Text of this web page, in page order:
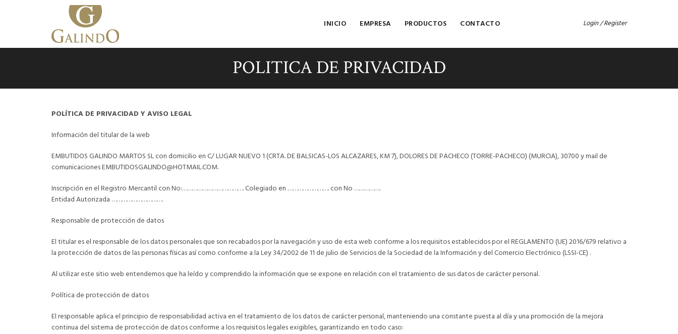
INICIO EMPRESA PRODUCTOS CONTACTO Login / Register
POLITICA DE PRIVACIDAD
POLÍTICA DE PRIVACIDAD Y AVISO LEGAL
Información del titular de la web
EMBUTIDOS GALINDO MARTOS SL con domicilio en C/ LUGAR NUEVO 1 (CRTA. DE BALSICAS-LOS ALCAZARES, KM 7), DOLORES DE PACHECO (TORRE-PACHECO) (MURCIA), 30700 y mail de
comunicaciones EMBUTIDOSGALINDO@HOTMAIL.COM.
Inscripción en el Registro Mercantil con No:………………………………. Colegiado en ……………………. con No …………….
Entidad Autorizada ………………………….
Responsable de protección de datos
El titular es el responsable de los datos personales que son recabados por la navegación y uso de esta web conforme a los requisitos establecidos por el REGLAMENTO (UE) 2016/679 relativo a
la protección de datos de las personas físicas así como conforme a la Ley 34/2002 de 11 de julio de Servicios de la Sociedad de la Información y del Comercio Electrónico (LSSI-CE) .
Al utilizar este sitio web entendemos que ha leído y comprendido la información que se expone en relación con el tratamiento de sus datos de carácter personal.
Política de protección de datos
El responsable aplica el principio de responsabilidad activa en el tratamiento de los datos de carácter personal, manteniendo una constante puesta al día y una promoción de la mejora
continua del sistema de protección de datos conforme a los requisitos legales exigibles, garantizando en todo caso: